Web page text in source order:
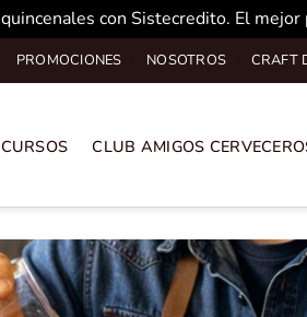
con Sistecredito. El
PROMOCIONES NOSOTROS CRAFT
CURSOS CLUB AMIGOS